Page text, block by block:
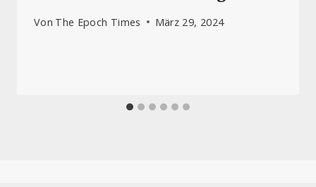
Von The Epoch Times März 29, 2024